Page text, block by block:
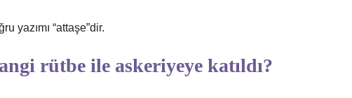
yazımı “attaşe”dir.
rütbe ile askeriyeye katıldı?